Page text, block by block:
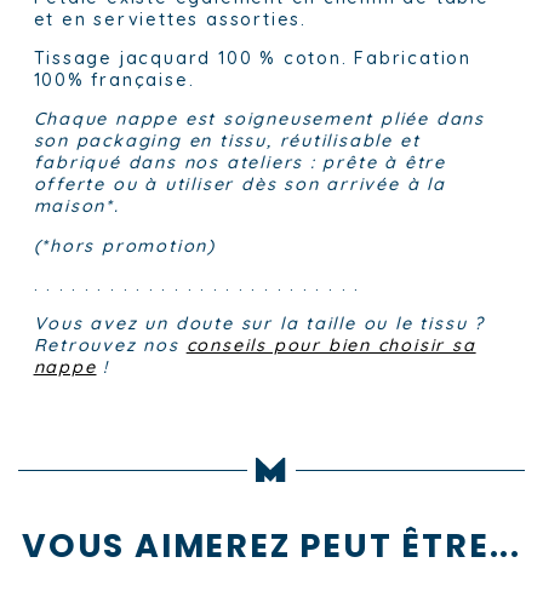
et en serviettes assorties.
Tissage jacquard 100 % coton. Fabrication
100% française.
Chaque nappe est soigneusement pliée dans
son packaging en tissu, réutilisable et
fabriqué dans nos ateliers : prête à être
offerte ou à utiliser dès son arrivée à la
maison*.
(*hors promotion)
. . . . . . . . . . . . . . . . . . . . . . . . . .
Vous avez un doute sur la taille ou le tissu ?
Retrouvez nos conseils pour bien choisir sa
nappe !
VOUS AIMEREZ PEUT ÊTRE...